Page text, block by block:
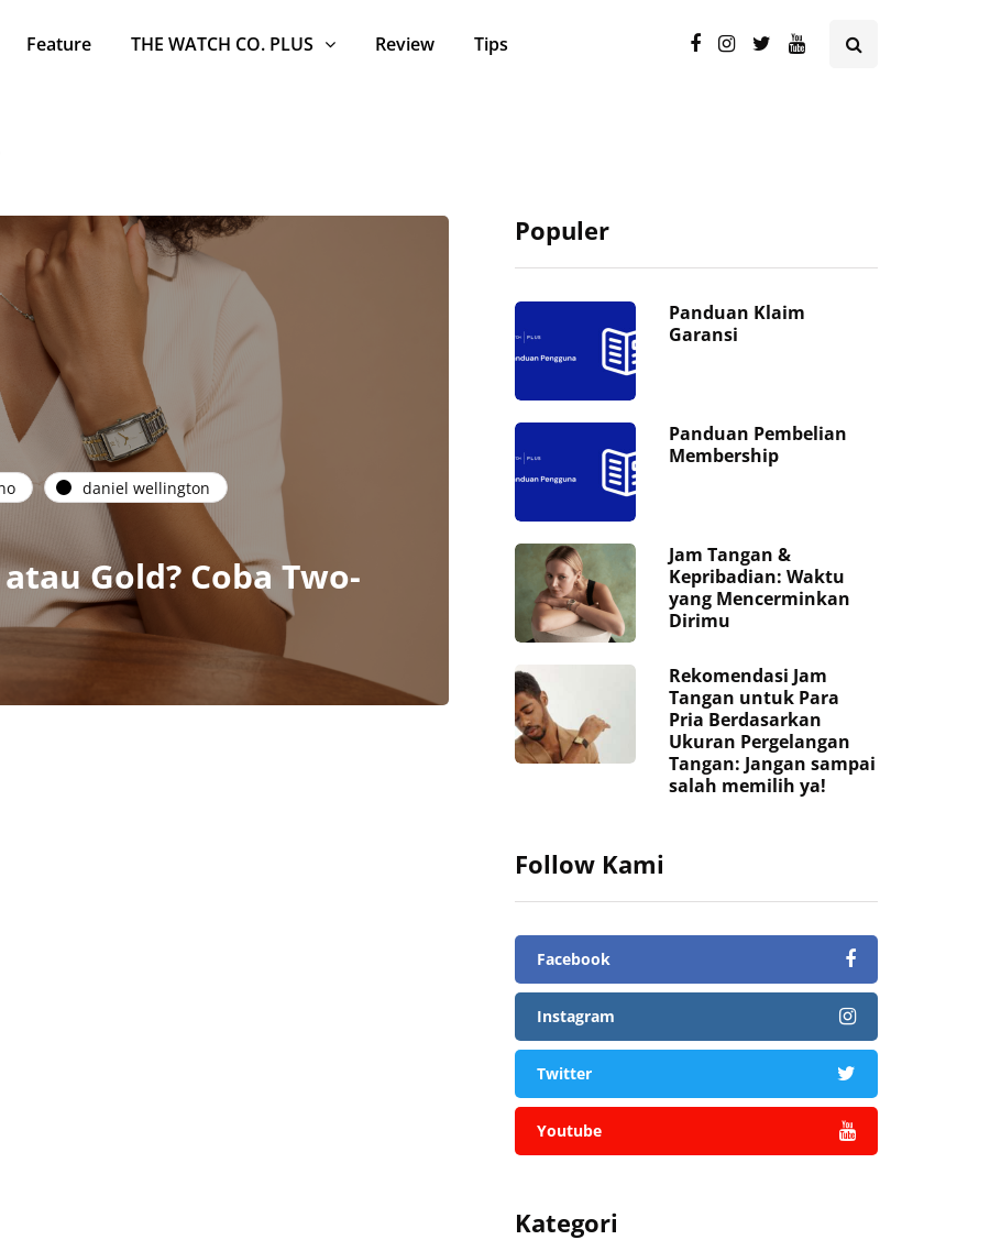
Feature THE WATCH CO. PLUS Review Tips
daniel wellington
Gold? Coba Two-
Populer
Panduan Klaim
Garansi
Panduan Pembelian
Membership
Jam Tangan &
Kepribadian: Waktu
yang Mencerminkan
Dirimu
Rekomendasi Jam
Tangan untuk Para
Pria Berdasarkan
Ukuran Pergelangan
Tangan: Jangan sampai
salah memilih ya!
Follow Kami
Facebook
Instagram
Twitter
Youtube
Kategori